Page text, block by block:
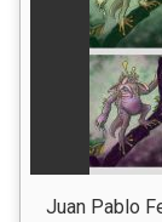
Juan Pablo